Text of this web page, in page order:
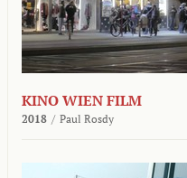
KINO WIEN FILM
2018 / Paul Rosdy